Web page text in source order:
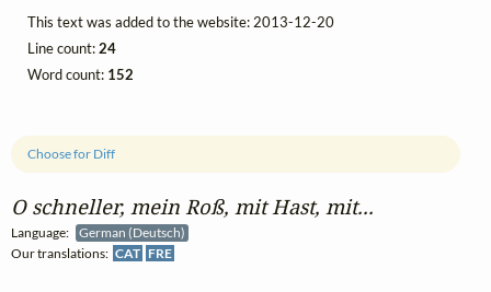
O schneller, mein Roß, mit Hast, mit...
Language:
German (Deutsch)
Our translations: CAT FRE
Choose for Diff
This text was added to the website: 2013-12-20
Line count:24
Word count: 152